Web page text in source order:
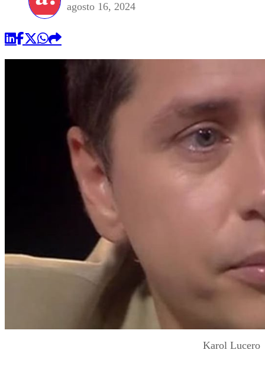
agosto 16, 2024
Karol Lucero